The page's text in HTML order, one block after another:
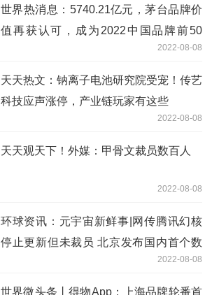
世界热消息：5740.21亿元，茅台品牌价
值再获认可，成为2022中国品牌前50
2022-08-08
天天热文：钠离子电池研究院受宠！传艺
科技应声涨停，产业链玩家有这些
2022-08-08
天天观天下！外媒：甲骨文裁员数百人
2022-08-08
环球资讯：元宇宙新鲜事|网传腾讯幻核
停止更新但未裁员 北京发布国内首个数
2022-08-08
世界微头条丨得物App：上海品牌轮番首